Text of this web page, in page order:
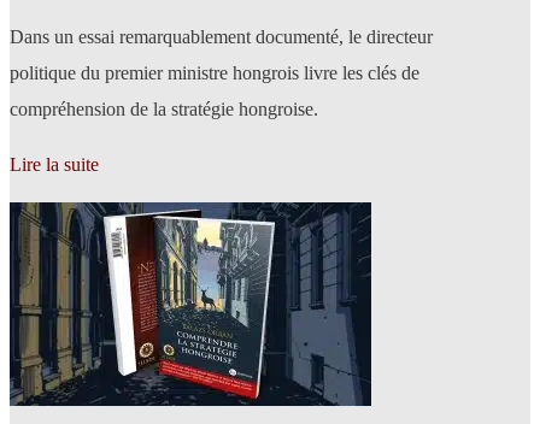
Dans un essai remarquablement documenté, le directeur
politique du premier ministre hongrois livre les clés de
compréhension de la stratégie hongroise.
Lire la suite